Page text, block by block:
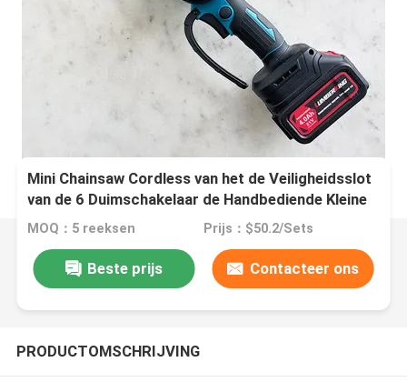
Mini Chainsaw Cordless van het de Veiligheidsslot
van de 6 Duimschakelaar de Handbediende Kleine
Kettingzaag
MOQ：5 reeksen Prijs：$50.2/Sets
Beste prijs Contacteer ons
PRODUCTOMSCHRIJVING